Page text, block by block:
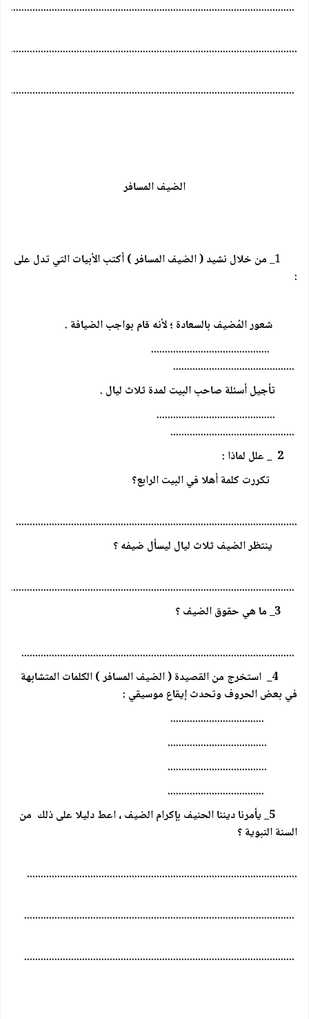
.......................................................................................................
........................................................................................................
.........................................................................................................
الضيف المسافر
من خلال نشيد ( الضيف المسافر ) أكتب الأبيات التي تدل على
:
شعور المُضيف بالسعادة ؛ لأنه قام بواجب الضيافة .
...........................................
............................................
تأجيل أسئلة صاحب البيت لمدة ثلاث ليال .
...........................................
.............................................
تكررت كلمة أهلا في البيت الرابع؟
......................................................................................................
ينتظر الضيف ثلاث ليال ليسأل ضيفه ؟
.......................................................................................................
...................................................................................................
4_ استخرج من القصيدة ( الضيف المسافر ) الكلمات المتشابهة
في بعض الحروف وتحدث إيقاع موسيقي :
..................................
....................................
....................................
...................................
5_ يأمرنا ديننا الحنيف بإكرام الضيف ، اعط دليلا على ذلك من
السنة النبوية ؟
..................................................................................................
..................................................................................................
..................................................................................................